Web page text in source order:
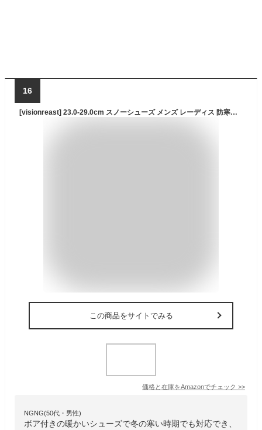
16
[visionreast] 23.0-29.0cm スノーシューズ メンズ レーディス 防寒靴 防水 ワークブーツ 裏起毛 バイク ブーツ ショートブーツ 履き口ニット スノトレ 短靴 トレッキングブーツ 雪対応 アウトドア 防滑 ブラック 26.0cm
この商品をサイトでみる
価格と在庫をAmazonでチェック >>
NGNG(50代・男性)
ボア付きの暖かいシューズで冬の寒い時期でも対応でき、